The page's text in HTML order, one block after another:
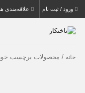
ورود / ثبت نام علاقه‌مندی ها
خانه / محصولات برچسب